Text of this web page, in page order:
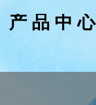
产 品 中 心